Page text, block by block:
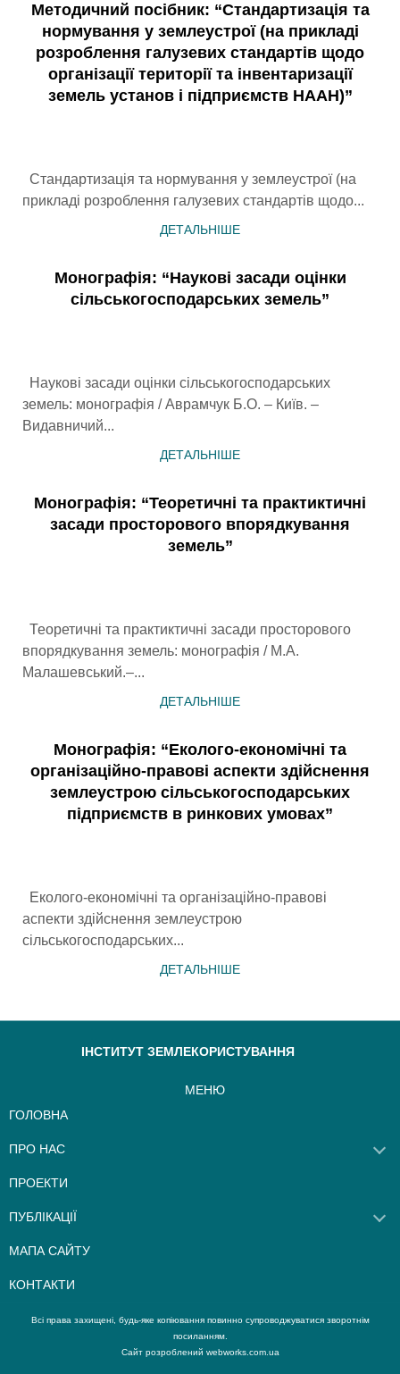
Методичний посібник: “Стандартизація та
нормування у землеустрої (на прикладі
розроблення галузевих стандартів щодо
організації території та інвентаризації
земель установ і підприємств НААН)”
Стандартизація та нормування у землеустрої (на
прикладі розроблення галузевих стандартів щодо...
ДЕТАЛЬНІШЕ
Монографія: “Наукові засади оцінки
сільськогосподарських земель”
Наукові засади оцінки сільськогосподарських
земель: монографія / Аврамчук Б.О. – Київ. –
Видавничий...
ДЕТАЛЬНІШЕ
Монографія: “Теоретичні та практиктичні
засади просторового впорядкування
земель”
Теоретичні та практиктичні засади просторового
впорядкування земель: монографія / М.А.
Малашевський.–...
ДЕТАЛЬНІШЕ
Монографія: “Еколого-економічні та
організаційно-правові аспекти здійснення
землеустрою сільськогосподарських
підприємств в ринкових умовах”
Еколого-економічні та організаційно-правові
аспекти здійснення землеустрою
сільськогосподарських...
ДЕТАЛЬНІШЕ
ІНСТИТУТ ЗЕМЛЕКОРИСТУВАННЯ
МЕНЮ
ГОЛОВНА
ПРО НАС
ПРОЕКТИ
ПУБЛІКАЦІЇ
МАПА САЙТУ
КОНТАКТИ
Всі права захищені, будь-яке копіювання повинно супроводжуватися зворотнім
Сайт розроблений webworks.com.ua